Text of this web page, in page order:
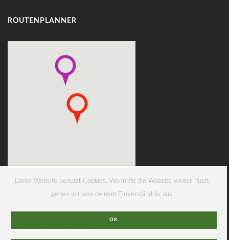
Diese Website benutzt Cookies. Wenn du die Website weiter nutzt,
gehen wir von deinem Einverständnis aus.
OK
ROUTENPLANNER
Terrassen-Meister © 2018Web agency in Berlin Digital Businessman